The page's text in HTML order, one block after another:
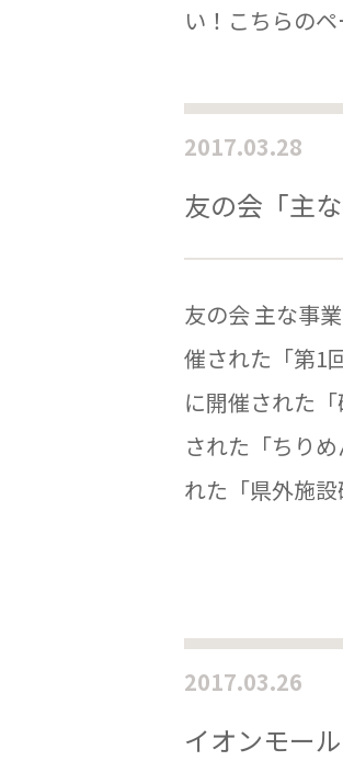
い！こちらの
2017.03.28
友の会「主
友の会 主な事
催された「第1
に開催された
された「ちり
れた「県外施
2017.03.26
イオンモー